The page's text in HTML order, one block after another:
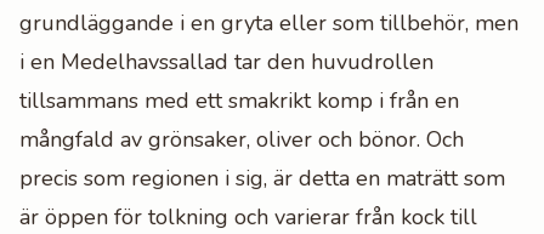
grundläggande i en gryta eller som tillbehör, men
i en Medelhavssallad tar den huvudrollen
tillsammans med ett smakrikt komp i från en
mångfald av grönsaker, oliver och bönor. Och
precis som regionen i sig, är detta en maträtt som
är öppen för tolkning och varierar från kock till